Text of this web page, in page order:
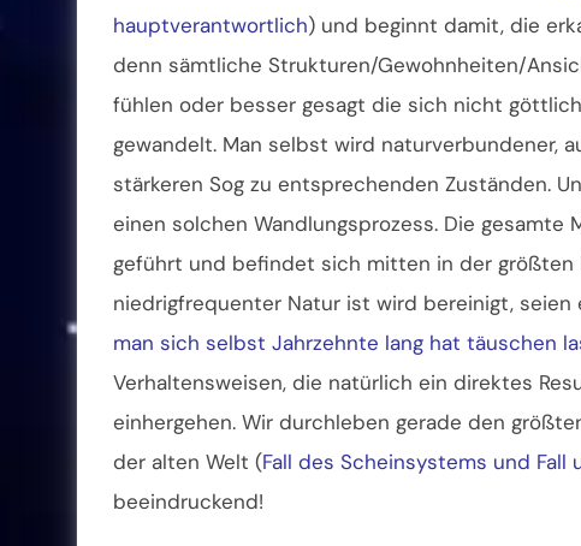
hauptverantwortlich) und beginnt damit, die
denn sämtliche Strukturen/Gewohnheiten/
fühlen oder besser gesagt die sich nicht
gewandelt. Man selbst wird naturverbundener,
stärkeren Sog zu entsprechenden Zuständen.
einen solchen Wandlungsprozess. Die
geführt und befindet sich mitten in der größten
niedrigfrequenter Natur ist wird bereinigt,
man sich selbst Jahrzehnte lang hat täuschen
Verhaltensweisen, die natürlich ein direktes
einhergehen. Wir durchleben gerade den
der alten Welt (Fall des Scheinsystems und Fall
beeindruckend!